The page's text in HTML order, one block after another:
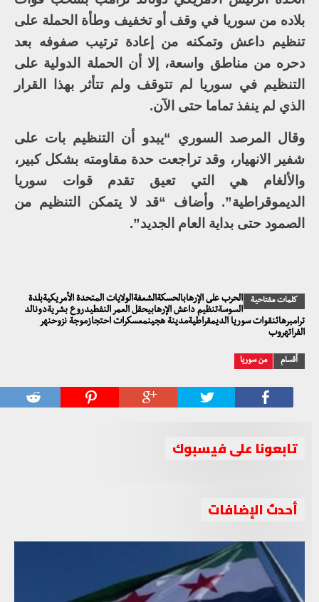
بلاده من سوريا في وقف أو تخفيف وطأة الحملة على
تنظيم داعش وتمكنه من إعادة ترتيب صفوفه بعد
دحره من مناطق واسعة، إلا أن الحملة الدولية على
التنظيم في سوريا لم تتوقف ولم تتأثر بهذا القرار
الذي لم ينفذ تماما حتى الآن.
وقال المرصد السوري “يبدو أن التنظيم بات على
شفير الانهيار، وقد تراجعت حدة مقاومته بشكل كبير،
والألغام هي التي تعيق تقدم قوات سوريا
الديموقراطية”. وأضاف “قد لا يتمكن التنظيم من
الصمود حتى بداية العام الجديد”.
كلمات مفتاحية
الحرب على الإرهابالحسكةالشعفةالولايات المتحدة الأمريكيةبلدة
السوسةتنظيم داعش الإرهابيحقل العمر النفطيدروع بشريةدونالد
ترامبرهائنقوات سوريا الديمقراطيةمدينة هجينمعسكرات احتجازموجة نزوحنهر
الفراتهروب
أقسام من سوريا
تابعونا على فيسبوك
أحدث الإضافات